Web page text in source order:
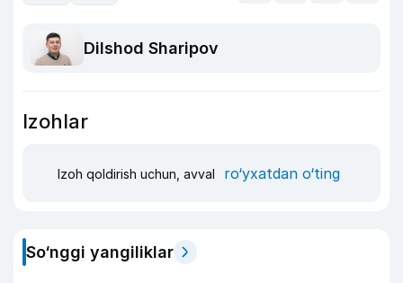
Dilshod Sharipov
Izohlar
Izoh qoldirish uchun, avval ro‘yxatdan o‘ting
So‘nggi yangiliklar